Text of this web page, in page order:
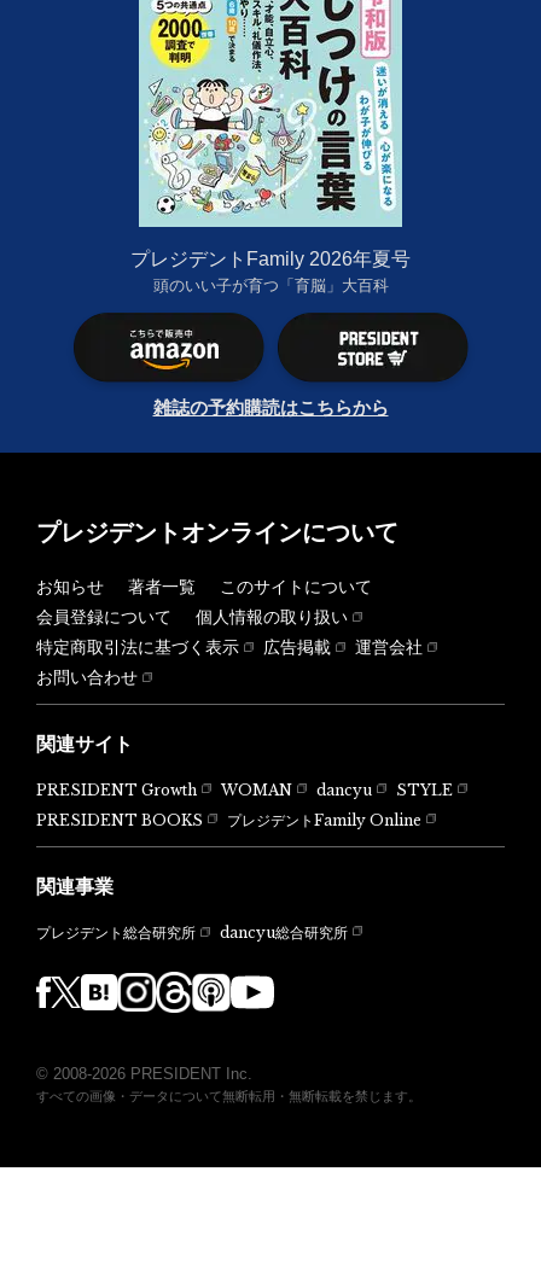
プレジデントFamily 2026年夏号
頭のいい子が育つ「育脳」大百科
雑誌の予約購読はこちらから
プレジデントオンラインについて
お知らせ 著者一覧
このサイトについて
会員登録について
個人情報の取り扱い
特定商取引法に基づく表示
広告掲載
運営会社
お問い合わせ
関連サイト
PRESIDENT Growth WOMAN dancyu
STYLE
PRESIDENT BOOKS
プレジデントFamily Online
関連事業
プレジデント総合研究所 dancyu総合研究所
© 2008-2026 PRESIDENT Inc.
すべての画像・データについて無断転用・無断転載を禁じます。